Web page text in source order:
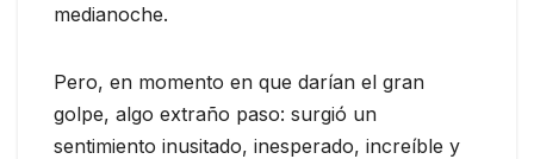
medianoche.
Pero, en momento en que darían el gran
golpe, algo extraño paso: surgió un
sentimiento inusitado, inesperado, increíble y